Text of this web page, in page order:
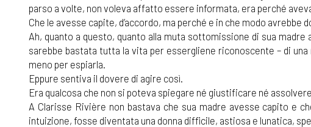
parso a volte, non voleva affatto essere informata, era perché
Che le avesse capite, d’accordo, ma perché e in che modo avrebbe
Ah, quanto a questo, quanto alla muta sottomissione di sua
sarebbe bastata tutta la vita per essergliene riconoscente – di
meno per espiarla.
Eppure sentiva il dovere di agire così.
Era qualcosa che non si poteva spiegare né giustificare né
A Clarisse Rivière non bastava che sua madre avesse capito e
intuizione, fosse diventata una donna difficile, astiosa e lunatica,